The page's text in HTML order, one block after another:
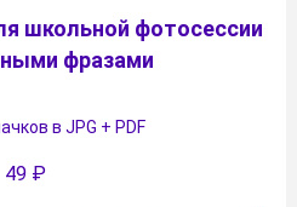
школьной фотосессии
фразами
в JPG + PDF
49 ₽